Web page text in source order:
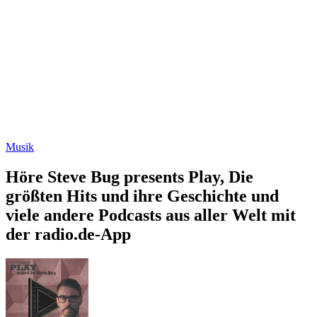
Musik
Höre Steve Bug presents Play, Die
größten Hits und ihre Geschichte und
viele andere Podcasts aus aller Welt mit
der radio.de-App